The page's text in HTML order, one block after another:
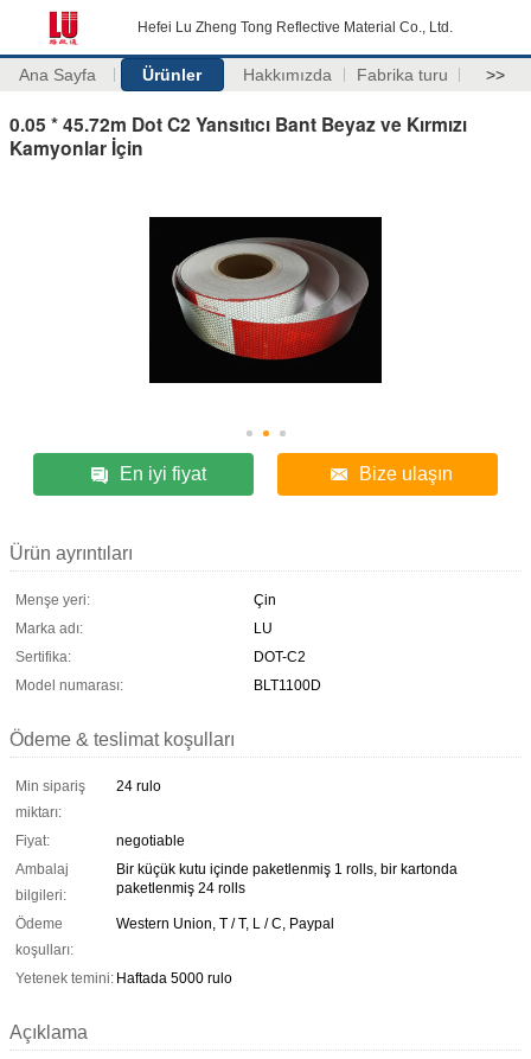
Hefei Lu Zheng Tong Reflective Material Co., Ltd.
Ana Sayfa Ürünler Hakkımızda Fabrika turu >>
0.05 * 45.72m Dot C2 Yansıtıcı Bant Beyaz ve Kırmızı
Kamyonlar İçin
En iyi fiyat Bize ulaşın
Ürün ayrıntıları
Menşe yeri:
Çin
Marka adı:
LU
Sertifika:
DOT-C2
Model numarası:
BLT1100D
Ödeme & teslimat koşulları
Min sipariş
miktarı:
24 rulo
Fiyat:
negotiable
Ambalaj
bilgileri:
Bir küçük kutu içinde paketlenmiş 1 rolls, bir kartonda
paketlenmiş 24 rolls
Ödeme
koşulları:
Western Union, T / T, L / C, Paypal
Yetenek temini: Haftada 5000 rulo
Açıklama